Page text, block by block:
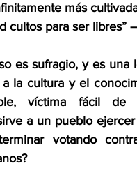
más
cultos para ser libres”
es sufragio, y es una
la cultura y el
víctima fácil
a un pueblo
votando